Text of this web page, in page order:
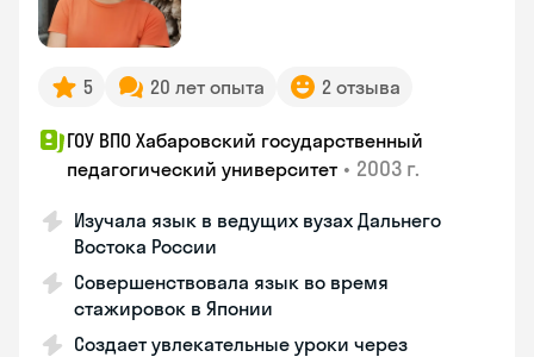
5 20 лет опыта 2 отзыва
ГОУ ВПО Хабаровский государственный
педагогический университет • 2003 г.
Изучала язык в ведущих вузах Дальнего
Востока России
Совершенствовала язык во время
стажировок в Японии
Создает увлекательные уроки через